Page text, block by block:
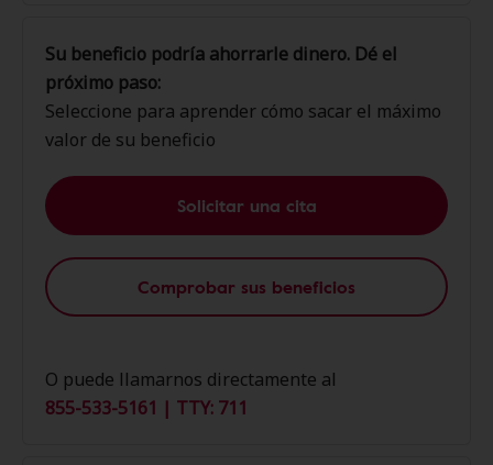
Su beneficio podría ahorrarle dinero. Dé el
próximo paso:
Seleccione para aprender cómo sacar el máximo
valor de su beneficio
Solicitar una cita
Comprobar sus beneficios
O puede llamarnos directamente al
855-533-5161 | TTY: 711